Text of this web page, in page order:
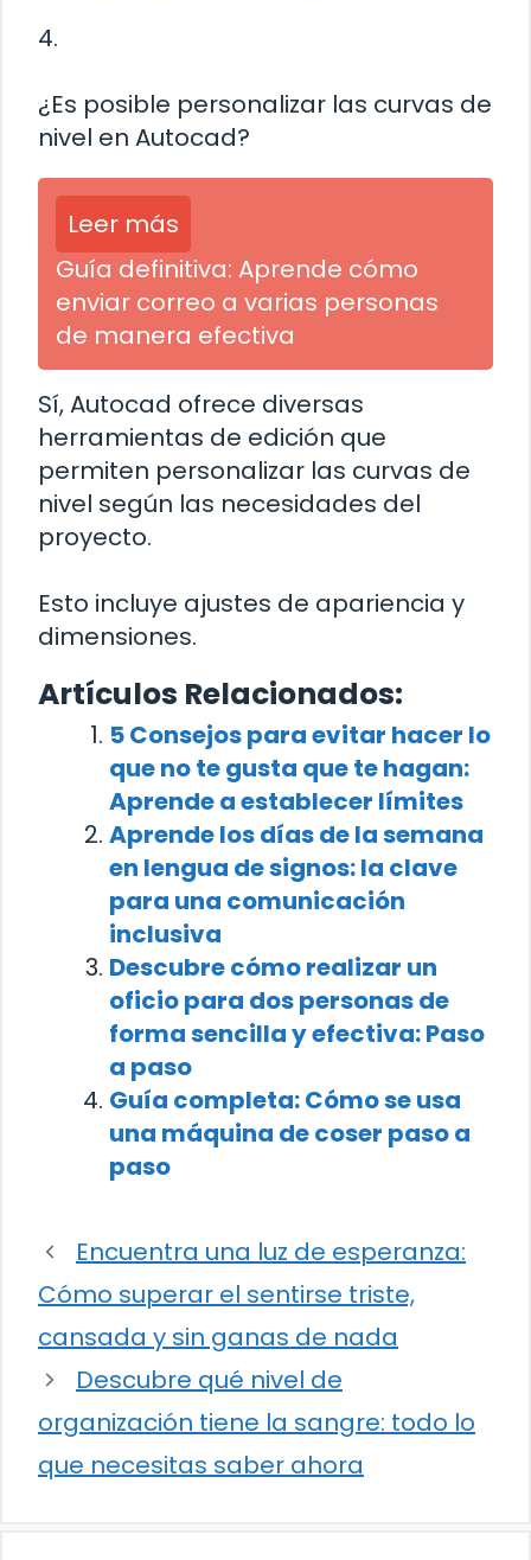
4.
¿Es posible personalizar las curvas de
nivel en Autocad?
Leer más
Guía definitiva: Aprende cómo
enviar correo a varias personas
de manera efectiva
Sí, Autocad ofrece diversas
herramientas de edición que
permiten personalizar las curvas de
nivel según las necesidades del
proyecto.
Esto incluye ajustes de apariencia y
dimensiones.
Artículos Relacionados:
5 Consejos para evitar hacer lo
que no te gusta que te hagan:
Aprende a establecer límites
Aprende los días de la semana
en lengua de signos: la clave
para una comunicación
inclusiva
Descubre cómo realizar un
oficio para dos personas de
forma sencilla y efectiva: Paso
a paso
Guía completa: Cómo se usa
una máquina de coser paso a
paso
Encuentra una luz de esperanza:
Cómo superar el sentirse triste,
cansada y sin ganas de nada
Descubre qué nivel de
organización tiene la sangre: todo lo
que necesitas saber ahora